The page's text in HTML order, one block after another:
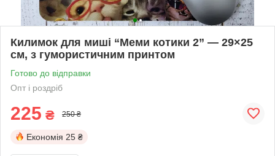
Килимок для миші “Меми котики 2” — 29×25
см, з гумористичним принтом
Готово до відправки
Опт і роздріб
225 ₴ 250 ₴
Економія 25 ₴